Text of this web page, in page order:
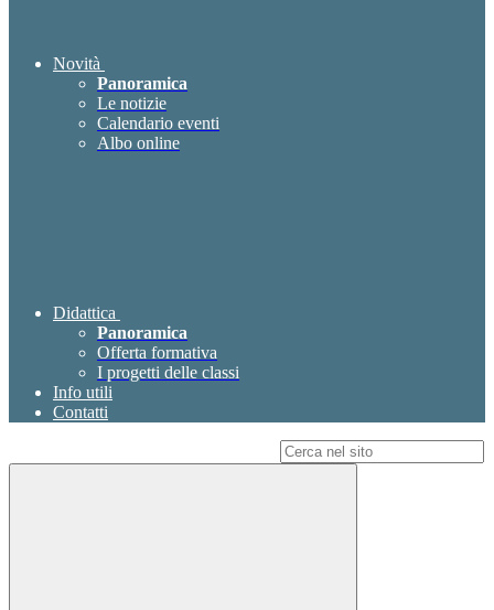
Novità
Panoramica
Le notizie
Calendario eventi
Albo online
Didattica
Panoramica
Offerta formativa
I progetti delle classi
Info utili
Contatti